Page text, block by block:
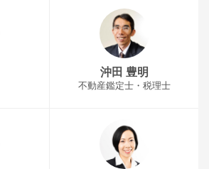
沖田 豊明
不動産鑑定士・税理士